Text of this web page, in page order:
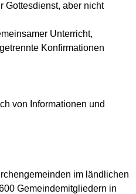
Gottesdienst, aber nicht
Unterricht,
Konfirmationen
von Informationen und
im ländlichen
Gemeindemitgliedern in